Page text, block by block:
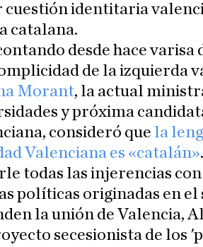
identitaria
catalana.
desde hace varisa
de la izquierda
Morant, la actual
y próxima
consideró que la
Valenciana es «catalán».
todas las injerencias
políticas originadas en el
la unión de Valencia,
secesionista de los